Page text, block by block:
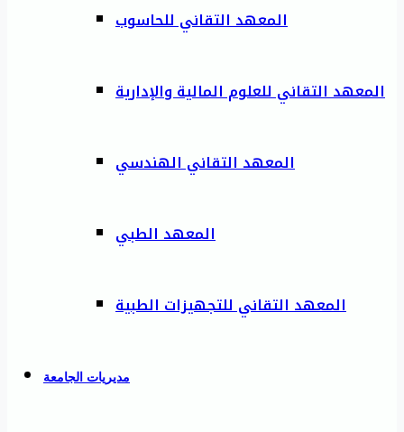
المعهد التقاني للحاسوب
المعهد التقاني للعلوم المالية والإدارية
المعهد التقاني الهندسي
المعهد الطبي
المعهد التقاني للتجهيزات الطبية
مديريات الجامعة